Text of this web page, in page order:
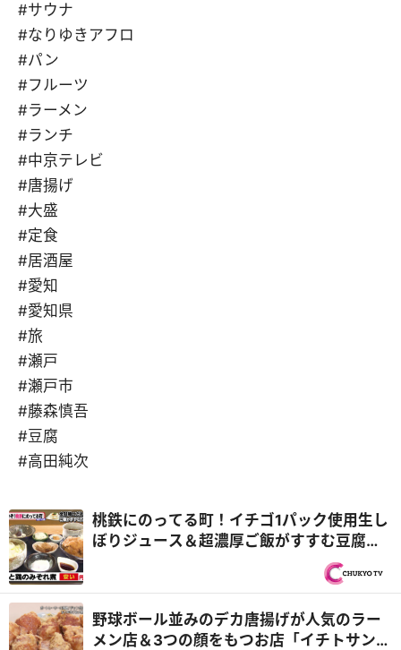
#サウナ
#なりゆきアフロ
#パン
#フルーツ
#ラーメン
#ランチ
#中京テレビ
#唐揚げ
#大盛
#定食
#居酒屋
#愛知
#愛知県
#旅
#瀬戸
#瀬戸市
#藤森慎吾
#豆腐
#高田純次
桃鉄にのってる町！イチゴ1パック使用生し
ぼりジュース＆超濃厚ご飯がすすむ豆腐丼
野球ボール並みのデカ唐揚げが人気のラー
メン店＆3つの顔をもつお店「イチトサンブ